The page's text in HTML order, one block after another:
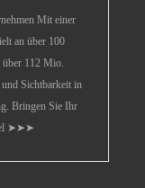
Mit einer
an über 100
über 112 Mio.
Sichtbarkeit in
Bringen Sie Ihr
➤➤➤